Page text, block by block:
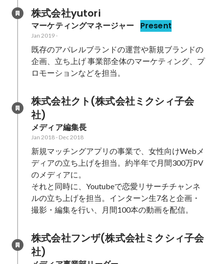
株式会社yutori
マーケティングマネージャー Present
Jan 2019-
既存のアパレルブランドの運営や新規ブランドの
企画、立ち上げ 事業部全体のマーケティング、プ
ロモーションなどを担当。
株式会社クト(株式会社ミクシィ子会
社)
メディア編集長
Jan 2018- Dec 2018
新規マッチングアプリの事業で、女性向けWebメ
ディアの立ち上げを担当。約半年で月間300万PV
のメディアに。
それと同時に、Youtubeで恋愛リサーチチャンネ
ルの立ち上げを担当。インターン生7名と企画・
撮影・編集を行い、月間100本の動画を配信。
株式会社フンザ(株式会社ミクシィ子会
社)